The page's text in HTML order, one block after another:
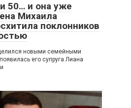
50… и она уже
Михаила
поклонников
новыми семейными
его супруга Лиана